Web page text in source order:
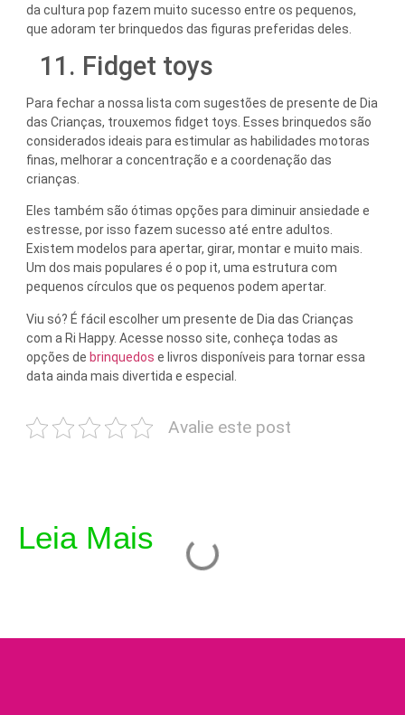
da cultura pop fazem muito sucesso entre os pequenos,
que adoram ter brinquedos das figuras preferidas deles.
11. Fidget toys
Para fechar a nossa lista com sugestões de presente de Dia
das Crianças, trouxemos fidget toys. Esses brinquedos são
considerados ideais para estimular as habilidades motoras
finas, melhorar a concentração e a coordenação das
crianças.
Eles também são ótimas opções para diminuir ansiedade e
estresse, por isso fazem sucesso até entre adultos.
Existem modelos para apertar, girar, montar e muito mais.
Um dos mais populares é o pop it, uma estrutura com
pequenos círculos que os pequenos podem apertar.
Viu só? É fácil escolher um presente de Dia das Crianças
com a Ri Happy. Acesse nosso site, conheça todas as
opções de brinquedos e livros disponíveis para tornar essa
data ainda mais divertida e especial.
Avalie este post
Leia Mais